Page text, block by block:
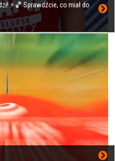
⚡🏀 Sprawdźcie, co miał do